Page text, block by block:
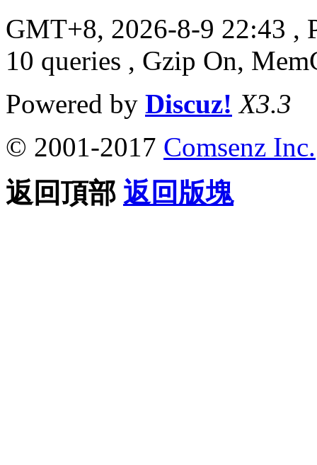
GMT+8, 2026-8-9 22:43 ,
10 queries , Gzip On,
Powered by Discuz! X3.3
© 2001-2017 Comsenz Inc.
返回頂部 返回版塊